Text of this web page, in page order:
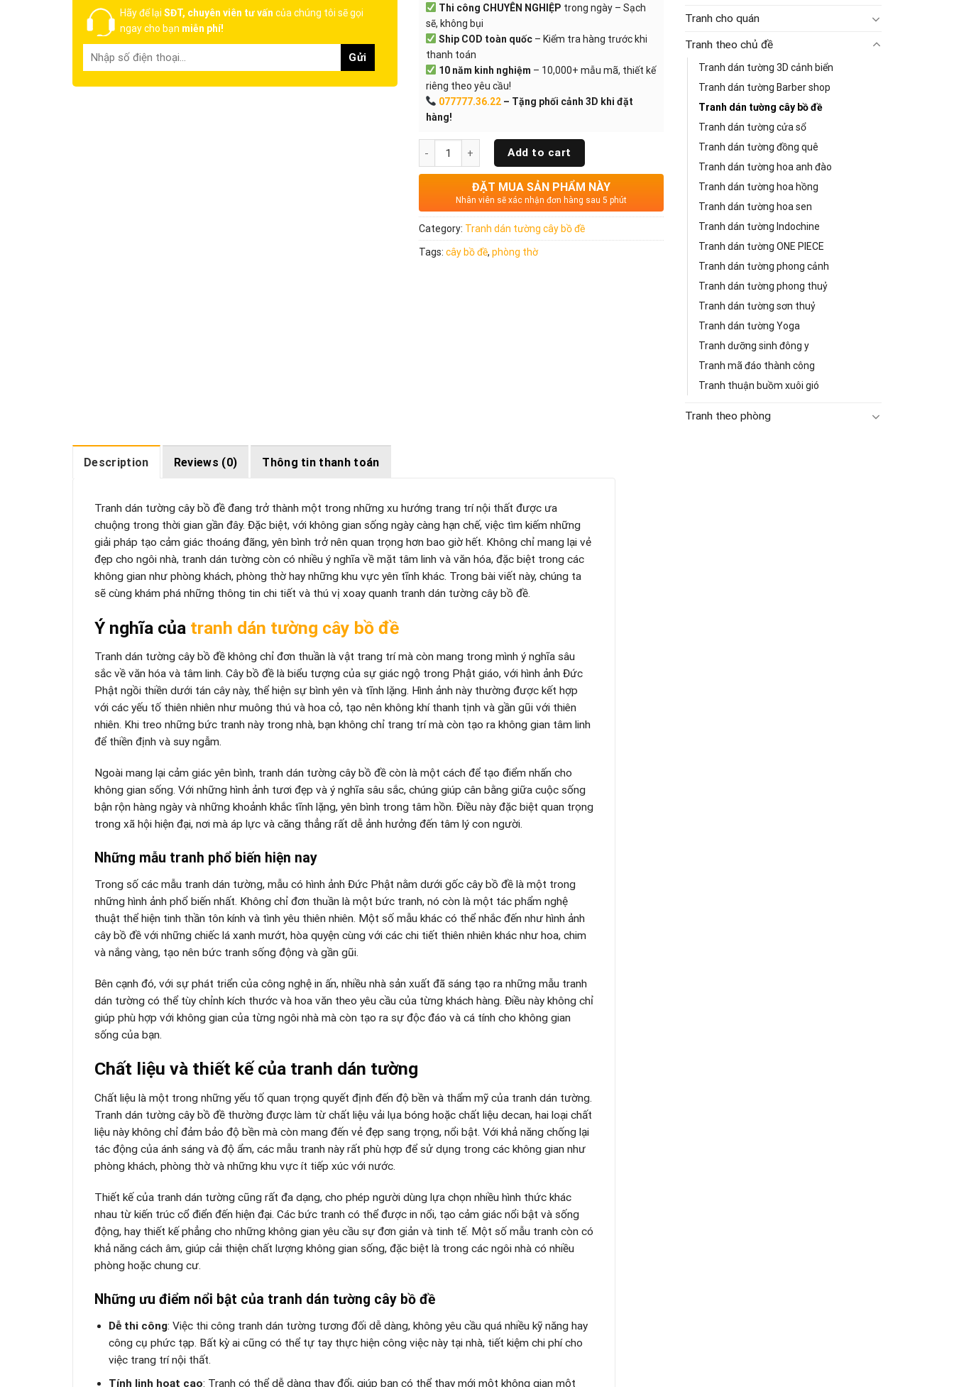
Hãy để lại SĐT, chuyên viên tư vấn của chúng tôi sẽ gọi
ngay cho bạn miễn phí!
Thi công CHUYÊN NGHIỆP trong ngày – Sạch
sẽ, không bụi
Ship COD toàn quốc – Kiểm tra hàng trước khi
thanh toán
10 năm kinh nghiệm – 10,000+ mẫu mã, thiết kế
riêng theo yêu cầu!
077777.36.22 – Tặng phối cảnh 3D khi đặt
hàng!
Add to cart
ĐẶT MUA SẢN PHẨM NÀY
Nhân viên sẽ xác nhận đơn hàng sau 5 phút
Category: Tranh dán tường cây bồ đề
Tags: cây bồ đề, phòng thờ
Tranh cho quán
Tranh theo chủ đề
Tranh dán tường 3D cảnh biển
Tranh dán tường Barber shop
Tranh dán tường cây bồ đề
Tranh dán tường cửa sổ
Tranh dán tường đồng quê
Tranh dán tường hoa anh đào
Tranh dán tường hoa hồng
Tranh dán tường hoa sen
Tranh dán tường Indochine
Tranh dán tường ONE PIECE
Tranh dán tường phong cảnh
Tranh dán tường phong thuỷ
Tranh dán tường sơn thuỷ
Tranh dán tường Yoga
Tranh dưỡng sinh đông y
Tranh mã đáo thành công
Tranh thuận buồm xuôi gió
Tranh theo phòng
Description Reviews (0) Thông tin thanh toán
Tranh dán tường cây bồ đề đang trở thành một trong những xu hướng trang trí nội thất được ưa
chuộng trong thời gian gần đây. Đặc biệt, với không gian sống ngày càng hạn chế, việc tìm kiếm những
giải pháp tạo cảm giác thoáng đãng, yên bình trở nên quan trọng hơn bao giờ hết. Không chỉ mang lại vẻ
đẹp cho ngôi nhà, tranh dán tường còn có nhiều ý nghĩa về mặt tâm linh và văn hóa, đặc biệt trong các
không gian như phòng khách, phòng thờ hay những khu vực yên tĩnh khác. Trong bài viết này, chúng ta
sẽ cùng khám phá những thông tin chi tiết và thú vị xoay quanh tranh dán tường cây bồ đề.
Ý nghĩa của tranh dán tường cây bồ đề
Tranh dán tường cây bồ đề không chỉ đơn thuần là vật trang trí mà còn mang trong mình ý nghĩa sâu
sắc về văn hóa và tâm linh. Cây bồ đề là biểu tượng của sự giác ngộ trong Phật giáo, với hình ảnh Đức
Phật ngồi thiền dưới tán cây này, thể hiện sự bình yên và tĩnh lặng. Hình ảnh này thường được kết hợp
với các yếu tố thiên nhiên như muông thú và hoa cỏ, tạo nên không khí thanh tịnh và gần gũi với thiên
nhiên. Khi treo những bức tranh này trong nhà, bạn không chỉ trang trí mà còn tạo ra không gian tâm linh
để thiền định và suy ngẫm.
Ngoài mang lại cảm giác yên bình, tranh dán tường cây bồ đề còn là một cách để tạo điểm nhấn cho
không gian sống. Với những hình ảnh tươi đẹp và ý nghĩa sâu sắc, chúng giúp cân bằng giữa cuộc sống
bận rộn hàng ngày và những khoảnh khắc tĩnh lặng, yên bình trong tâm hồn. Điều này đặc biệt quan trọng
trong xã hội hiện đại, nơi mà áp lực và căng thẳng rất dễ ảnh hưởng đến tâm lý con người.
Những mẫu tranh phổ biến hiện nay
Trong số các mẫu tranh dán tường, mẫu có hình ảnh Đức Phật nằm dưới gốc cây bồ đề là một trong
những hình ảnh phổ biến nhất. Không chỉ đơn thuần là một bức tranh, nó còn là một tác phẩm nghệ
thuật thể hiện tinh thần tôn kính và tình yêu thiên nhiên. Một số mẫu khác có thể nhắc đến như hình ảnh
cây bồ đề với những chiếc lá xanh mướt, hòa quyện cùng với các chi tiết thiên nhiên khác như hoa, chim
và nắng vàng, tạo nên bức tranh sống động và gần gũi.
Bên cạnh đó, với sự phát triển của công nghệ in ấn, nhiều nhà sản xuất đã sáng tạo ra những mẫu tranh
dán tường có thể tùy chỉnh kích thước và hoa văn theo yêu cầu của từng khách hàng. Điều này không chỉ
giúp phù hợp với không gian của từng ngôi nhà mà còn tạo ra sự độc đáo và cá tính cho không gian
sống của bạn.
Chất liệu và thiết kế của tranh dán tường
Chất liệu là một trong những yếu tố quan trọng quyết định đến độ bền và thẩm mỹ của tranh dán tường.
Tranh dán tường cây bồ đề thường được làm từ chất liệu vải lụa bóng hoặc chất liệu decan, hai loại chất
liệu này không chỉ đảm bảo độ bền mà còn mang đến vẻ đẹp sang trọng, nổi bật. Với khả năng chống lại
tác động của ánh sáng và độ ẩm, các mẫu tranh này rất phù hợp để sử dụng trong các không gian như
phòng khách, phòng thờ và những khu vực ít tiếp xúc với nước.
Thiết kế của tranh dán tường cũng rất đa dạng, cho phép người dùng lựa chọn nhiều hình thức khác
nhau từ kiến trúc cổ điển đến hiện đại. Các bức tranh có thể được in nổi, tạo cảm giác nổi bật và sống
động, hay thiết kế phẳng cho những không gian yêu cầu sự đơn giản và tinh tế. Một số mẫu tranh còn có
khả năng cách âm, giúp cải thiện chất lượng không gian sống, đặc biệt là trong các ngôi nhà có nhiều
phòng hoặc chung cư.
Những ưu điểm nổi bật của tranh dán tường cây bồ đề
Dễ thi công: Việc thi công tranh dán tường tương đối dễ dàng, không yêu cầu quá nhiều kỹ năng hay
công cụ phức tạp. Bất kỳ ai cũng có thể tự tay thực hiện công việc này tại nhà, tiết kiệm chi phí cho
việc trang trí nội thất.
Tính linh hoạt cao: Tranh có thể dễ dàng thay đổi, giúp bạn có thể thay mới một không gian một